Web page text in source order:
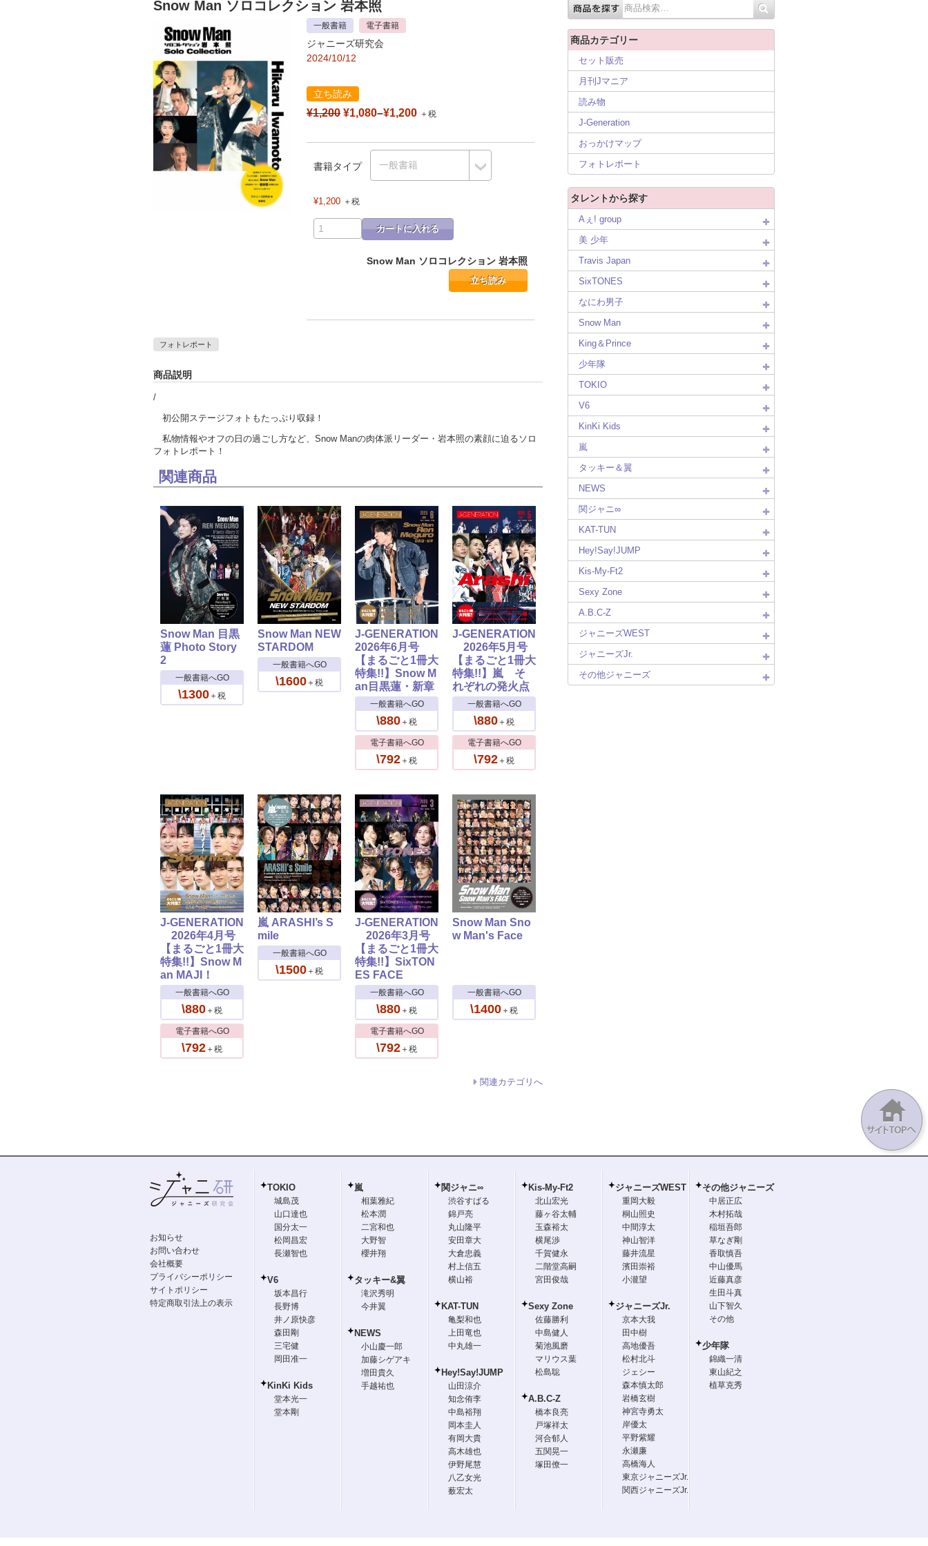
Snow Man ソロコレクション 岩本照
一般書籍 電子書籍
ジャニーズ研究会
2024/10/12
立ち読み
¥1,200 ¥1,080–¥1,200 ＋税
書籍タイプ
¥1,200 ＋税
カートに入れる
Snow Man ソロコレクション 岩本照
立ち読み
フォトレポート
商品説明
/
初公開ステージフォトもたっぷり収録！
私物情報やオフの日の過ごし方など、Snow Manの肉体派リーダー・岩本照の素顔に迫るソロ
フォトレポート！
関連商品
Snow Man 目黒
蓮 Photo Story
2
一般書籍へGO
\1300 ＋税
Snow Man NEW
STARDOM
一般書籍へGO
\1600 ＋税
J-GENERATION
2026年6月号
【まるごと1冊大
特集!!】Snow M
an目黒蓮・新章
一般書籍へGO
\880 ＋税
電子書籍へGO
\792 ＋税
J-GENERATION
2026年5月号
【まるごと1冊大
特集!!】嵐 そ
れぞれの発火点
一般書籍へGO
\880 ＋税
電子書籍へGO
\792 ＋税
J-GENERATION
2026年4月号
【まるごと1冊大
特集!!】Snow M
an MAJI！
一般書籍へGO
\880 ＋税
電子書籍へGO
\792 ＋税
嵐 ARASHI’s S
mile
一般書籍へGO
\1500 ＋税
J-GENERATION
2026年3月号
【まるごと1冊大
特集!!】SixTON
ES FACE
一般書籍へGO
\880 ＋税
電子書籍へGO
\792 ＋税
Snow Man Sno
w Man's Face
一般書籍へGO
\1400 ＋税
関連カテゴリへ
商品カテゴリー
セット販売
月刊Jマニア
読み物
J-Generation
おっかけマップ
フォトレポート
タレントから探す
Aぇ! group
美 少年
Travis Japan
SixTONES
なにわ男子
Snow Man
King＆Prince
少年隊
TOKIO
V6
KinKi Kids
嵐
タッキー＆翼
NEWS
関ジャニ∞
KAT-TUN
Hey!Say!JUMP
Kis-My-Ft2
Sexy Zone
A.B.C-Z
ジャニーズWEST
ジャニーズJr.
その他ジャニーズ
お知らせ
お問い合わせ
会社概要
プライバシーポリシー
サイトポリシー
特定商取引法上の表示
TOKIO
城島茂
山口達也
国分太一
松岡昌宏
長瀬智也
V6
坂本昌行
長野博
井ノ原快彦
森田剛
三宅健
岡田准一
KinKi Kids
堂本光一
堂本剛
嵐
相葉雅紀
松本潤
二宮和也
大野智
櫻井翔
タッキー&翼
滝沢秀明
今井翼
NEWS
小山慶一郎
加藤シゲアキ
増田貴久
手越祐也
関ジャニ∞
渋谷すばる
錦戸亮
丸山隆平
安田章大
大倉忠義
村上信五
横山裕
KAT-TUN
亀梨和也
上田竜也
中丸雄一
Hey!Say!JUMP
山田涼介
知念侑李
中島裕翔
岡本圭人
有岡大貴
高木雄也
伊野尾慧
八乙女光
薮宏太
Kis-My-Ft2
北山宏光
藤ヶ谷太輔
玉森裕太
横尾渉
千賀健永
二階堂高嗣
宮田俊哉
Sexy Zone
佐藤勝利
中島健人
菊池風磨
マリウス葉
松島聡
A.B.C-Z
橋本良亮
戸塚祥太
河合郁人
五関晃一
塚田僚一
ジャニーズWEST
重岡大毅
桐山照史
中間淳太
神山智洋
藤井流星
濱田崇裕
小瀧望
ジャニーズJr.
京本大我
田中樹
高地優吾
松村北斗
ジェシー
森本慎太郎
岩橋玄樹
神宮寺勇太
岸優太
平野紫耀
永瀬廉
高橋海人
東京ジャニーズJr.
関西ジャニーズJr.
その他ジャニーズ
中居正広
木村拓哉
稲垣吾郎
草なぎ剛
香取慎吾
中山優馬
近藤真彦
生田斗真
山下智久
その他
少年隊
錦織一清
東山紀之
植草克秀